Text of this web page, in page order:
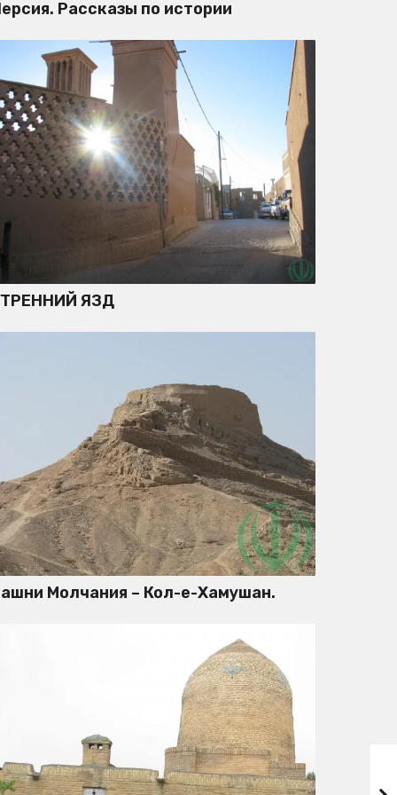
Рассказы по истории
ЯЗД
Молчания – Кол-е-Хамушан.